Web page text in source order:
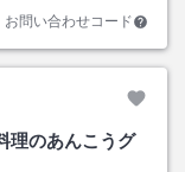
お問い合わせコード
理のあんこうグ